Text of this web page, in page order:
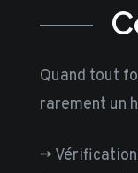
Quand tout
rarement un
->